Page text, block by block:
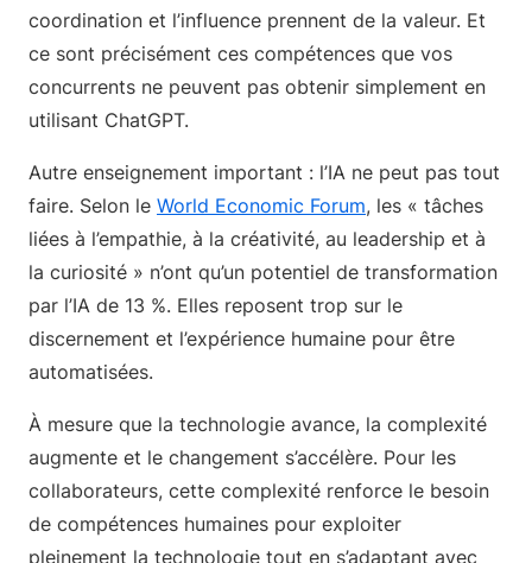
coordination et l’influence prennent de la valeur. Et
ce sont précisément ces compétences que vos
concurrents ne peuvent pas obtenir simplement en
utilisant ChatGPT.
Autre enseignement important : l’IA ne peut pas tout
faire. Selon le World Economic Forum, les « tâches
liées à l’empathie, à la créativité, au leadership et à
la curiosité » n’ont qu’un potentiel de transformation
par l’IA de 13 %. Elles reposent trop sur le
discernement et l’expérience humaine pour être
automatisées.
À mesure que la technologie avance, la complexité
augmente et le changement s’accélère. Pour les
collaborateurs, cette complexité renforce le besoin
de compétences humaines pour exploiter
pleinement la technologie tout en s’adaptant avec